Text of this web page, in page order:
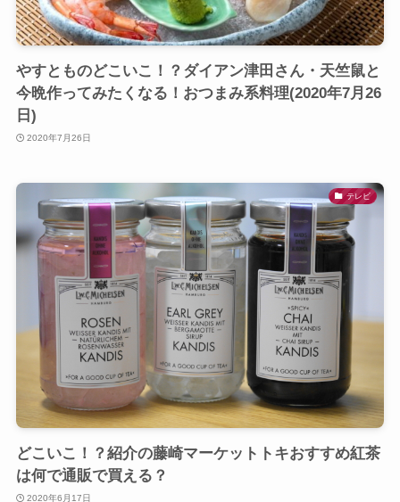
やすとものどこいこ！？ダイアン津田さん・天竺鼠と
今晩作ってみたくなる！おつまみ系料理(2020年7月26
日)
2020年7月26日
テレビ
どこいこ！？紹介の藤崎マーケットトキおすすめ紅茶
は何で通販で買える？
2020年6月17日